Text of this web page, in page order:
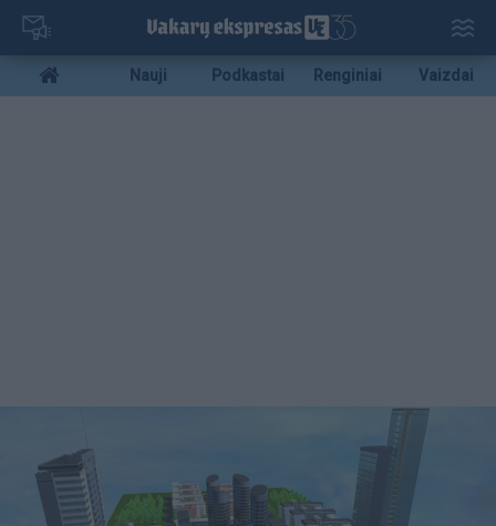
Pereiti
pagrindinį
turinį
Mobile
menu
Nauji Podkastai Renginiai Vaizdai